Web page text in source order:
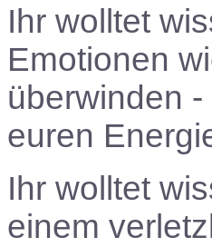
Ihr wolltet
Emotionen
überwinden
euren
Ihr wolltet
einem